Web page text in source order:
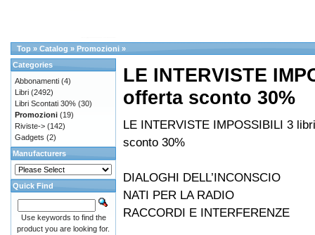
Top » Catalog » Promozioni »
LE INTERVISTE
offerta sconto 30%
LE INTERVISTE IMPOSSIBILI 3
sconto 30%
DIALOGHI DELL’INCONSCIO
NATI PER LA RADIO
RACCORDI E INTERFERENZE
Categories
Abbonamenti (4)
Libri (2492)
Libri Scontati 30% (30)
Promozioni (19)
Riviste-> (142)
Gadgets (2)
Manufacturers
Quick Find
Use keywords to find the
product you are looking for.